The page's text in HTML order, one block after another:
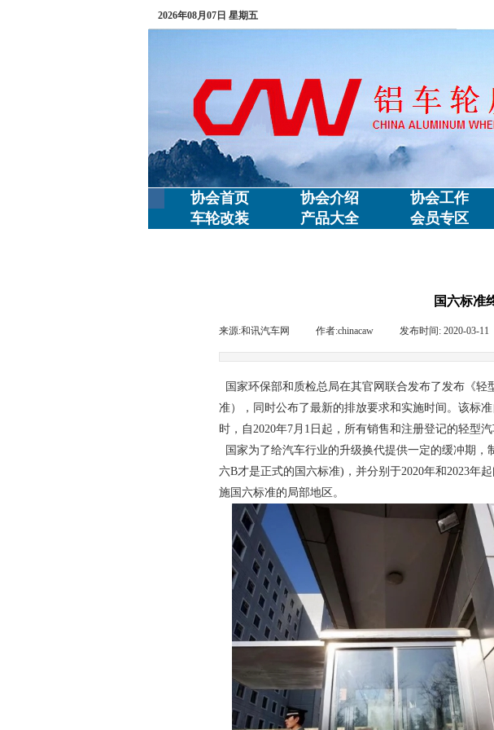
2026年08月07日 星期五
协会首页 协会介绍 协会工作
车轮改装
产品大全 会员专区
国六标准
来源:和讯汽车网 作者:chinacaw 发布时间: 2020-03-11
国家环保部和质检总局在其官网联合发布了发布《
准），同时公布了最新的排放要求和实施时间。该标
时，自2020年7月1日起，所有销售和注册登记的轻型汽
国家为了给汽车行业的升级换代提供一定的缓冲期
六B才是正式的国六标准)，并分别于2020年和2023年
施国六标准的局部地区。